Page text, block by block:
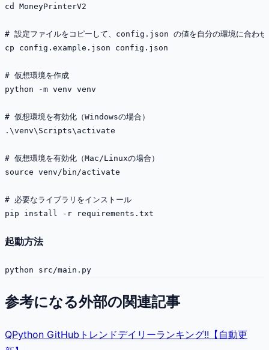
cd MoneyPrinterV2
# 設定ファイルをコピーして、config.json の値を自分の環境に合わせ
cp config.example.json config.json
# 仮想環境を作成
python -m venv venv
# 仮想環境を有効化（Windowsの場合）
.\venv\Scripts\activate
# 仮想環境を有効化（Mac/Linuxの場合）
source venv/bin/activate
# 必要なライブラリをインストール
起動方法
参考になる外部の関連記事
QPython GitHubトレンドデイリーランキング!!【自動更